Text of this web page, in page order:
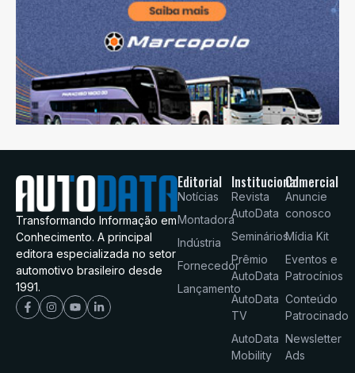
Transformando Informação em
Conhecimento. A principal
editora especializada no setor
automotivo brasileiro desde
1991.
Editorial
Notícias
Montadora
Indústria
Fornecedor
Lançamento
Institucional
Revista
AutoData
Seminários
Prêmio
AutoData
AutoData
TV
AutoData
Mobility
Comercial
Anuncie
conosco
Mídia Kit
Eventos e
Patrocínios
Conteúdo
Patrocinado
Newsletter
Ads